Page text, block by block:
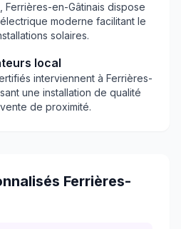
Ferrières-en-Gâtinais dispose
moderne facilitant le
solaires.
local
interviennent à Ferrières-
une installation de qualité
de proximité.
Ferrières-